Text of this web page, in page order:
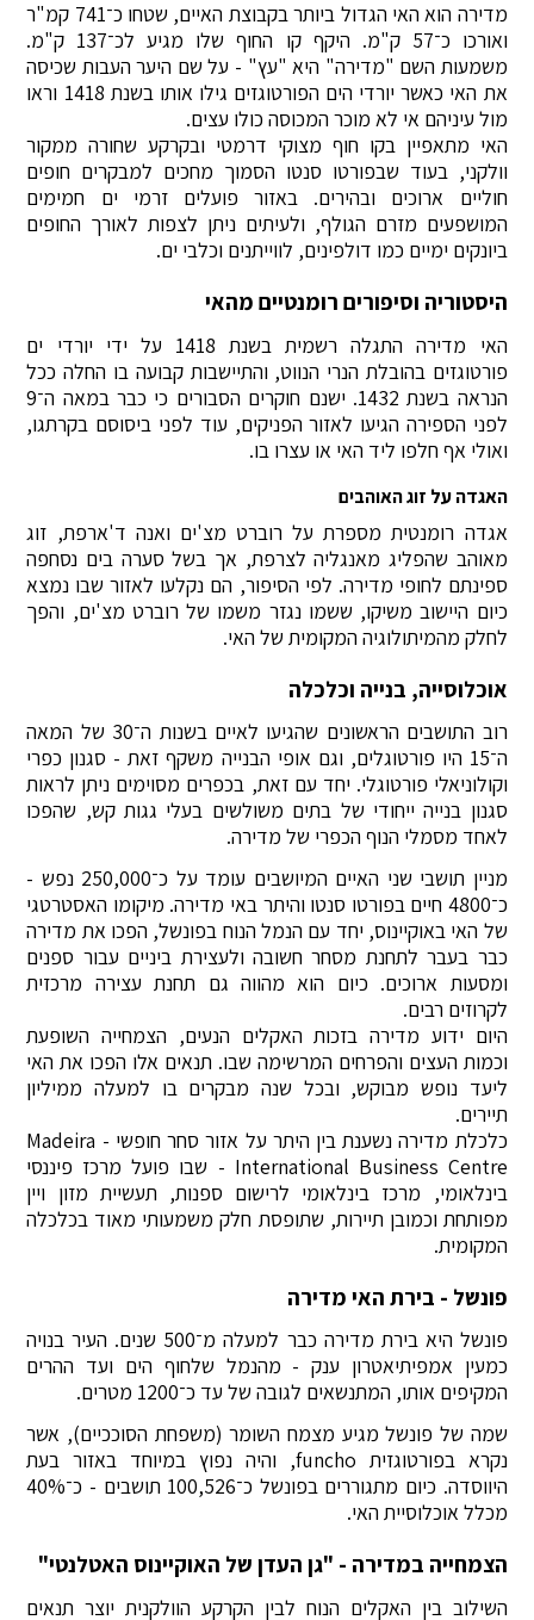
מדירה הוא האי הגדול ביותר בקבוצת האיים, שטחו כ־741 קמ"ר
ואורכו כ־57 ק"מ. היקף קו החוף שלו מגיע לכ־137 ק"מ.
משמעות השם "מדירה" היא "עץ" - על שם היער העבות שכיסה
את האי כאשר יורדי הים הפורטוגזים גילו אותו בשנת 1418 וראו
מול עיניהם אי לא מוכר המכוסה כולו עצים.
האי מתאפיין בקו חוף מצוקי דרמטי ובקרקע שחורה ממקור
וולקני, בעוד שבפורטו סנטו הסמוך מחכים למבקרים חופים
חוליים ארוכים ובהירים. באזור פועלים זרמי ים חמימים
המושפעים מזרם הגולף, ולעיתים ניתן לצפות לאורך החופים
ביונקים ימיים כמו דולפינים, לווייתנים וכלבי ים.
היסטוריה וסיפורים רומנטיים מהאי
האי מדירה התגלה רשמית בשנת 1418 על ידי יורדי ים
פורטוגזים בהובלת הנרי הנווט, והתיישבות קבועה בו החלה ככל
הנראה בשנת 1432. ישנם חוקרים הסבורים כי כבר במאה ה־9
לפני הספירה הגיעו לאזור הפניקים, עוד לפני ביסוסם בקרתגו,
ואולי אף חלפו ליד האי או עצרו בו.
האגדה על זוג האוהבים
אגדה רומנטית מספרת על רוברט מצ'ים ואנה ד'ארפת, זוג
מאוהב שהפליג מאנגליה לצרפת, אך בשל סערה בים נסחפה
ספינתם לחופי מדירה. לפי הסיפור, הם נקלעו לאזור שבו נמצא
כיום היישוב משיקו, ששמו נגזר משמו של רוברט מצ'ים, והפך
לחלק מהמיתולוגיה המקומית של האי.
אוכלוסייה, בנייה וכלכלה
רוב התושבים הראשונים שהגיעו לאיים בשנות ה־30 של המאה
ה־15 היו פורטוגלים, וגם אופי הבנייה משקף זאת - סגנון כפרי
וקולוניאלי פורטוגלי. יחד עם זאת, בכפרים מסוימים ניתן לראות
סגנון בנייה ייחודי של בתים משולשים בעלי גגות קש, שהפכו
לאחד מסמלי הנוף הכפרי של מדירה.
מניין תושבי שני האיים המיושבים עומד על כ־250,000 נפש -
כ־4800 חיים בפורטו סנטו והיתר באי מדירה. מיקומו האסטרטגי
של האי באוקיינוס, יחד עם הנמל הנוח בפונשל, הפכו את מדירה
כבר בעבר לתחנת מסחר חשובה ולעצירת ביניים עבור ספנים
ומסעות ארוכים. כיום הוא מהווה גם תחנת עצירה מרכזית
לקרוזים רבים.
היום ידוע מדירה בזכות האקלים הנעים, הצמחייה השופעת
וכמות העצים והפרחים המרשימה שבו. תנאים אלו הפכו את האי
ליעד נופש מבוקש, ובכל שנה מבקרים בו למעלה ממיליון
תיירים.
כלכלת מדירה נשענת בין היתר על אזור סחר חופשי - Madeira
International Business Centre - שבו פועל מרכז פיננסי
בינלאומי, מרכז בינלאומי לרישום ספנות, תעשיית מזון ויין
מפותחת וכמובן תיירות, שתופסת חלק משמעותי מאוד בכלכלה
המקומית.
פונשל - בירת האי מדירה
פונשל היא בירת מדירה כבר למעלה מ־500 שנים. העיר בנויה
כמעין אמפיתיאטרון ענק - מהנמל שלחוף הים ועד ההרים
המקיפים אותו, המתנשאים לגובה של עד כ־1200 מטרים.
שמה של פונשל מגיע מצמח השומר (משפחת הסוככיים), אשר
נקרא בפורטוגזית funcho, והיה נפוץ במיוחד באזור בעת
היווסדה. כיום מתגוררים בפונשל כ־100,526 תושבים - כ־40%
מכלל אוכלוסיית האי.
הצמחייה במדירה - "גן העדן של האוקיינוס האטלנטי"
השילוב בין האקלים הנוח לבין הקרקע הוולקנית יוצר תנאים